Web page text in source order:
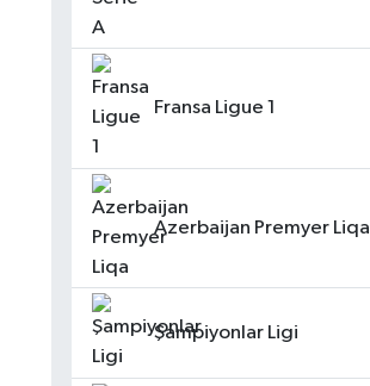
Fransa Ligue 1
Azerbaijan Premyer Liqa
Şampiyonlar Ligi